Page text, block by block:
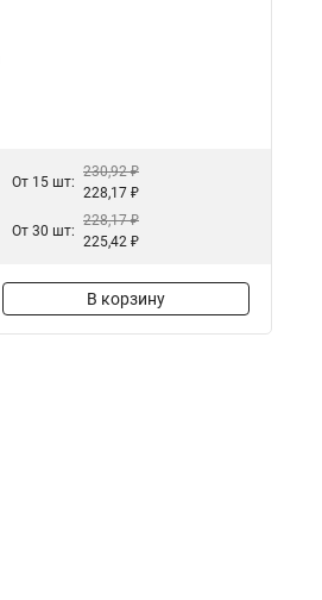
От 15 шт:
230,92 ₽
228,17 ₽
От 30 шт:
228,17 ₽
225,42 ₽
В корзину